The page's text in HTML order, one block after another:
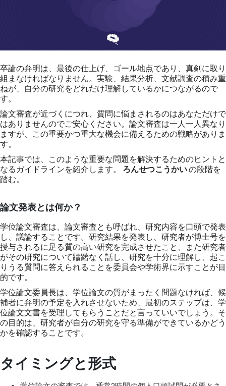
卒論の弁明は、最後の仕上げ、ゴール地点であり、真剣に取り
組まなければなりません。実験、結果分析、文献調査の積み重
ねが、自分の研究をどれだけ理解しているかにつながるので
す。
論文審査が近づくにつれ、質問に悩まされるのはあなただけで
はありませんのでご安心ください。論文審査は一人一人異なり
ますが、この重要かつ重大な機会に備えるための戦略がありま
す。
本記事では、このような重要な問題を解決するためのヒントと
なるガイドラインを紹介します。 ろんせつこうかいの段階を
踏む。
論文発表とは何か？
学位論文審査は、論文審査とも呼ばれ、研究内容を口頭で発表
し、議論することです。研究結果を発表し、研究者が博士号を
授与されるに足る質の高い研究を完成させたこと、また研究者
がその研究について躊躇なく話し、研究を十分に理解し、起こ
りうる質問に答えられることを委員会や学術界に示すことが目
的です。
学位論文委員長は、学位論文の質がまったく問題なければ、候
補者に弁明の予定を入れさせないため、最初のステップは、学
位論文文書を受理してもらうことだと言っていいでしょう。そ
の目的は、研究者が自分の研究を守る準備ができているかどう
かを確認することです。
タイミングと形式